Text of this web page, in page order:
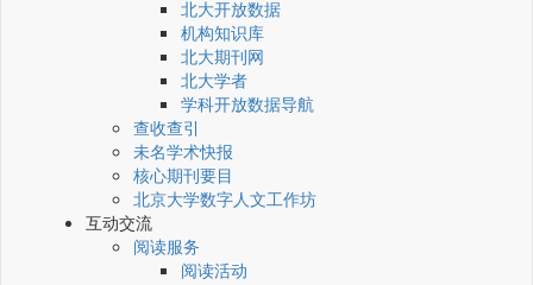
北大开放数据
机构知识库
北大期刊网
北大学者
学科开放数据导航
查收查引
未名学术快报
核心期刊要目
北京大学数字人文工作坊
互动交流
阅读服务
阅读活动